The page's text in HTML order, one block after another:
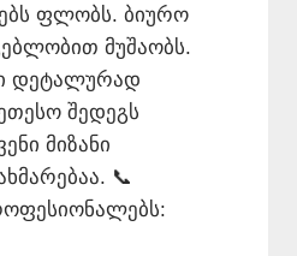
ფლობს. ბიურო
მუშაობს.
დეტალურად
შედეგს
მიზანი
📞